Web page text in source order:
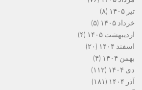
تیر ۱۴۰۵
(۸)
خرداد ۱۴۰۵
(۵)
اردیبهشت ۱۴۰۵
(۴)
اسفند ۱۴۰۴
(۲۰)
بهمن ۱۴۰۴
(۴)
دی ۱۴۰۴
(۱۱۲)
آذر ۱۴۰۴
(۱۸۱)